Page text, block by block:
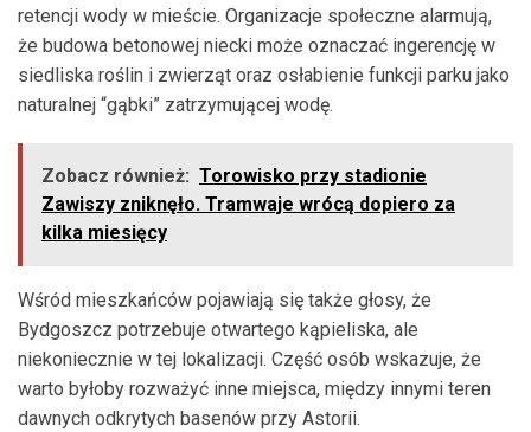
retencji wody w mieście. Organizacje społeczne alarmują,
że budowa betonowej niecki może oznaczać ingerencję w
siedliska roślin i zwierząt oraz osłabienie funkcji parku jako
naturalnej “gąbki” zatrzymującej wodę.
Zobacz również: Torowisko przy stadionie
Zawiszy zniknęło. Tramwaje wrócą dopiero za
kilka miesięcy
Wśród mieszkańców pojawiają się także głosy, że
Bydgoszcz potrzebuje otwartego kąpieliska, ale
niekoniecznie w tej lokalizacji. Część osób wskazuje, że
warto byłoby rozważyć inne miejsca, między innymi teren
dawnych odkrytych basenów przy Astorii.